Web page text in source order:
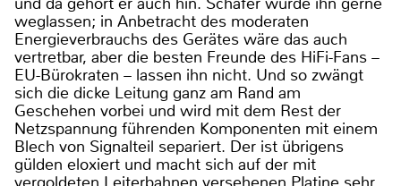
weglassen; in Anbetracht des moderaten
Energieverbrauchs des Gerätes wäre das auch
vertretbar, aber die besten Freunde des HiFi-Fans –
EU-Bürokraten – lassen ihn nicht. Und so zwängt
sich die dicke Leitung ganz am Rand am
Geschehen vorbei und wird mit dem Rest der
Netzspannung führenden Komponenten mit einem
Blech von Signalteil separiert. Der ist übrigens
gülden eloxiert und macht sich auf der mit